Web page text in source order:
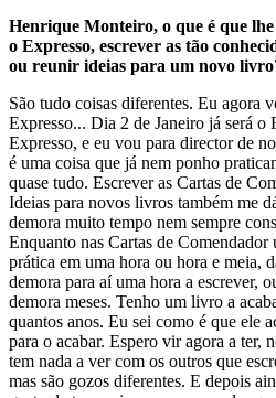
Henrique Monteiro, o que é que
o Expresso, escrever as tão
ou reunir ideias para um novo
São tudo coisas diferentes. Eu agora
Expresso... Dia 2 de Janeiro já será
Expresso, e eu vou para director de
é uma coisa que já nem ponho
quase tudo. Escrever as Cartas de
Ideias para novos livros também me
demora muito tempo nem sempre
Enquanto nas Cartas de Comendador
prática em uma hora ou hora e meia,
demora para aí uma hora a escrever,
demora meses. Tenho um livro a
quantos anos. Eu sei como é que ele
para o acabar. Espero vir agora a ter,
tem nada a ver com os outros que
mas são gozos diferentes. E depois